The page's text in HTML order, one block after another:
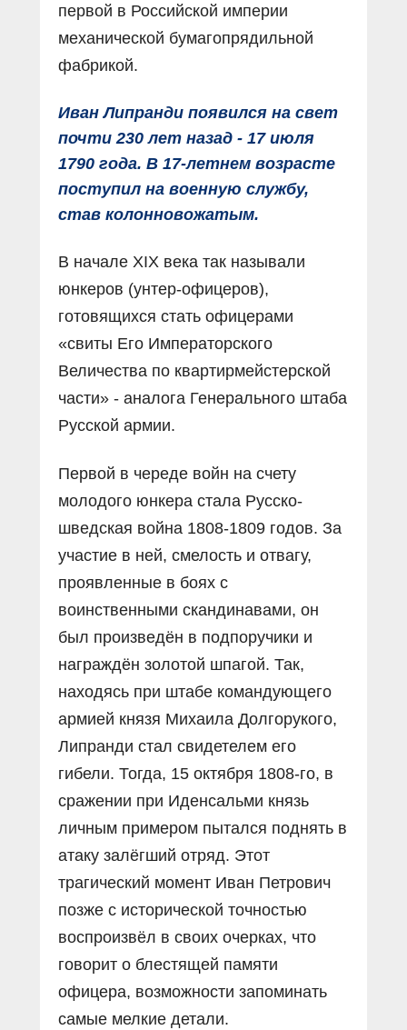
первой в Российской империи
механической бумагопрядильной
фабрикой.
Иван Липранди появился на свет
почти 230 лет назад - 17 июля
1790 года. В 17-летнем возрасте
поступил на военную службу,
став колонновожатым.
В начале XIX века так называли
юнкеров (унтер-офицеров),
готовящихся стать офицерами
«свиты Его Императорского
Величества по квартирмейстерской
части» - аналога Генерального штаба
Русской армии.
Первой в череде войн на счету
молодого юнкера стала Русско-
шведская война 1808-1809 годов. За
участие в ней, смелость и отвагу,
проявленные в боях с
воинственными скандинавами, он
был произведён в подпоручики и
награждён золотой шпагой. Так,
находясь при штабе командующего
армией князя Михаила Долгорукого,
Липранди стал свидетелем его
гибели. Тогда, 15 октября 1808-го, в
сражении при Иденсальми князь
личным примером пытался поднять в
атаку залёгший отряд. Этот
трагический момент Иван Петрович
позже с исторической точностью
воспроизвёл в своих очерках, что
говорит о блестящей памяти
офицера, возможности запоминать
самые мелкие детали.